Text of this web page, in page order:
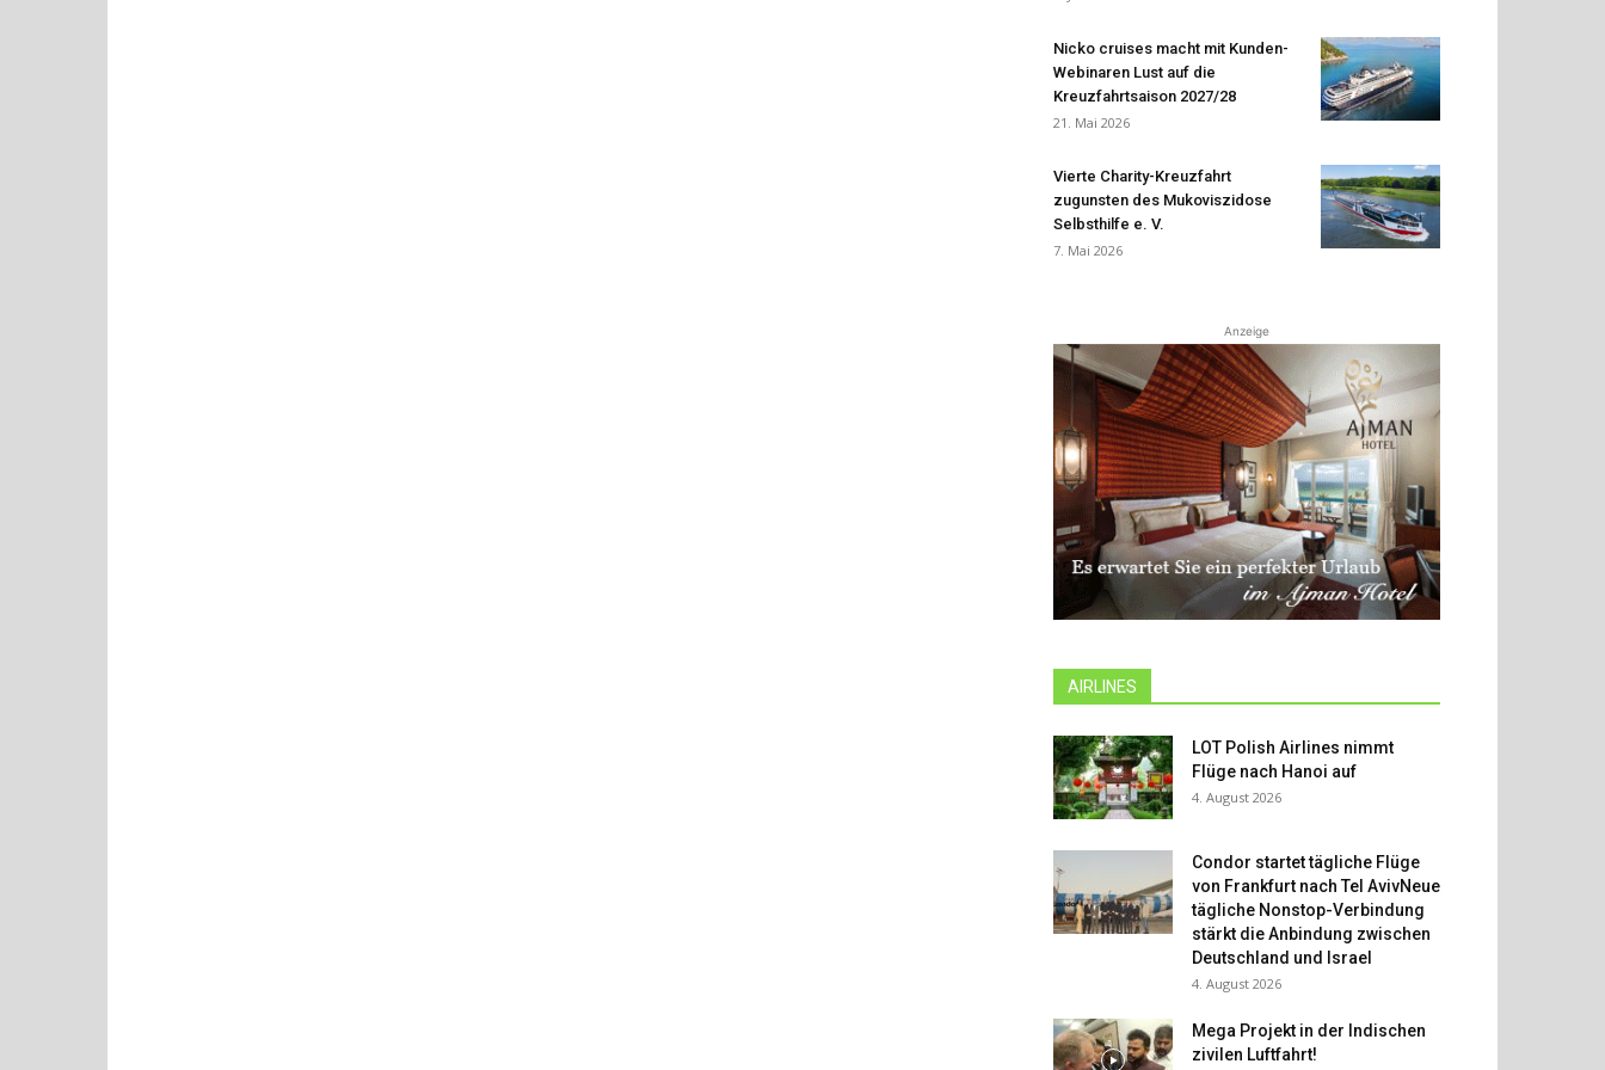
Nicko cruises macht mit Kunden-
Webinaren Lust auf die
Kreuzfahrtsaison 2027/28
21. Mai 2026
Vierte Charity-Kreuzfahrt
zugunsten des Mukoviszidose
Selbsthilfe e. V.
7. Mai 2026
Anzeige
AIRLINES
LOT Polish Airlines nimmt
Flüge nach Hanoi auf
4. August 2026
Condor startet tägliche Flüge
von Frankfurt nach Tel AvivNeue
tägliche Nonstop-Verbindung
stärkt die Anbindung zwischen
Deutschland und Israel
4. August 2026
Mega Projekt in der Indischen
zivilen Luftfahrt!